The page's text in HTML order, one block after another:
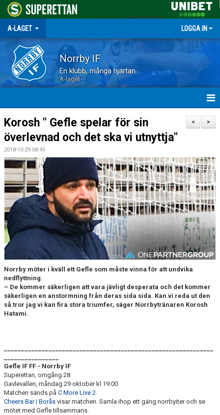
A-LAGET LOGGA IN
Norrby IF
En klubb, många hjärtan
A-laget
HEM
NYHETER
MATCHER
TRUPPEN
KALENDER
DOKUMENT
BILDARKIV
BILDER 2025
TABELL ETTAN SÖDRA 2025
>
<
Korosh " Gefle spelar för sin
överlevnad och det ska vi utnyttja"
2018-10-29 08:45
Norrby möter i kväll ett Gefle som måste vinna för att undvika
nedflyttning.
– De kommer säkerligen att vara jävligt desperata och det kommer
säkerligen en anstormning från deras sida sida. Kan vi reda ut den
så tror jag vi kan fira stora triumfer, säger Norrbytränaren Korosh
Hatami.
_____________________________________________________________
________________
Gefle IF FF - Norrby IF
Superettan, omgång 28
Gavlevallen, måndag 29 oktober kl 19:00
Matchen sänds på C More Live 2.
Cheers Bar i Borås visar matchen. Samla ihop ett gäng norrbyiter och se
mötet med Gefle tillsammans.